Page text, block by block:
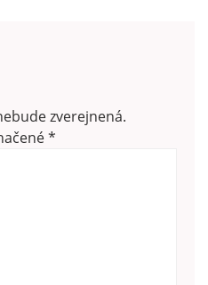
zverejnená.
*